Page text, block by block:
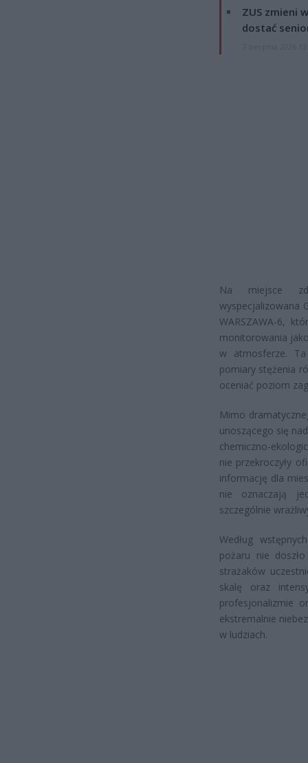
ZUS zmieni
dostać
Na miejsce
wyspecjalizowana
WARSZAWA-6,
monitorowania
w atmosferze. Ta
pomiary stężenia
oceniać poziom
Mimo
unoszącego się
chemiczno-
nie przekroczyły
informację dla
nie oznaczają
szczególnie
Według
pożaru nie
strażaków
skalę oraz
profesjonalizmie
ekstremalnie
w ludziach.